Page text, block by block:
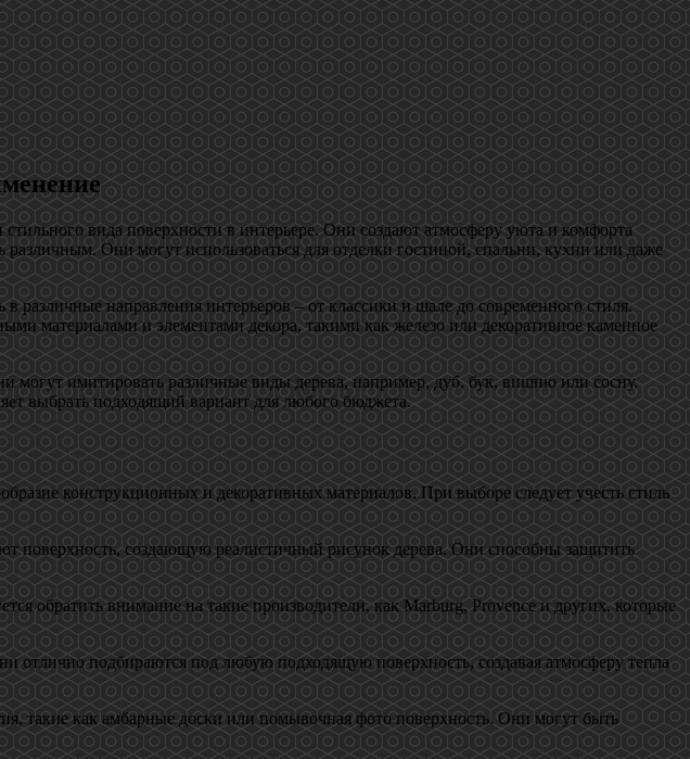
вида поверхности в интерьере. Они создают атмосферу уюта и комфорта
Они могут использоваться для отделки гостиной, спальни, кухни или даже
направления интерьеров – от классики и шале до современного стиля.
материалами и элементами декора, такими как железо или декоративное каменное
могут имитировать различные виды дерева, например, дуб, бук, вишню или сосну.
выбрать подходящий вариант для любого бюджета.
конструкционных и декоративных материалов. При выборе следует учесть стиль
поверхность, создающую реалистичный рисунок дерева. Они способны защитить
обратить внимание на такие производители, как Marburg, Provence и других, которые
отлично подбираются под любую подходящую поверхность, создавая атмосферу тепла
такие как амбарные доски или помывочная фото поверхность. Они могут быть